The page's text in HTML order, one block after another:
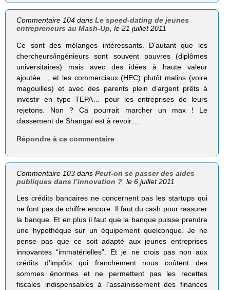
Commentaire 104 dansLe speed-dating de jeunes
entrepreneurs au Mash-Up, le 21 juillet 2011
Ce sont des mélanges intéressants. D’autant que les
chercheurs/ingénieurs sont souvent pauvres (diplômes
universitaires) mais avec des idées à haute valeur
ajoutée…, et les commerciaux (HEC) plutôt malins (voire
magouilles) et avec des parents plein d’argent prêts à
investir en type TEPA… pour les entreprises de leurs
rejetons. Non ? Ca pourrait marcher un max ! Le
classement de Shangaï est à revoir…
Répondre à ce commentaire
Commentaire 103 dansPeut-on se passer des aides
publiques dans l’innovation ? , le 6 juillet 2011
Les crédits bancaires ne concernent pas les startups qui
ne font pas de chiffre encore. Il faut du cash pour rassurer
la banque. Et en plus il faut que la banque puisse prendre
une hypothèque sur un équipement quelconque. Je ne
pense pas que ce soit adapté aux jeunes entreprises
innovantes “immatérielles”. Et je ne crois pas non aux
crédits d’impôts qui franchement nous coûtent des
sommes énormes et ne permettent pas les recettes
fiscales indispensables à l’assainissement des finances